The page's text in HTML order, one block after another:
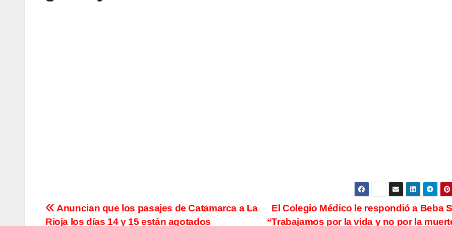
N
El Colegio Médico le respondió a Beba
“Trabajamos por la vida y no por la
Anuncian que los pasajes de Catamarca a La
Rioja los días 14 y 15 están agotados